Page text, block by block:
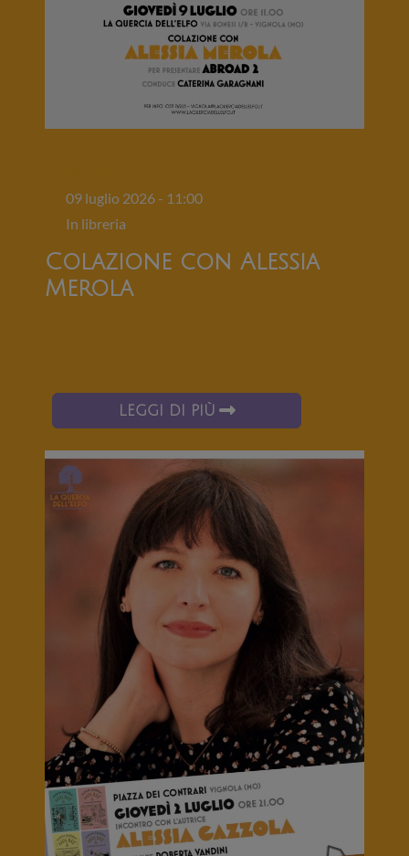
09 luglio 2026 - 11:00
In libreria
Colazione con Alessia
Merola
LEGGI DI PIÙ